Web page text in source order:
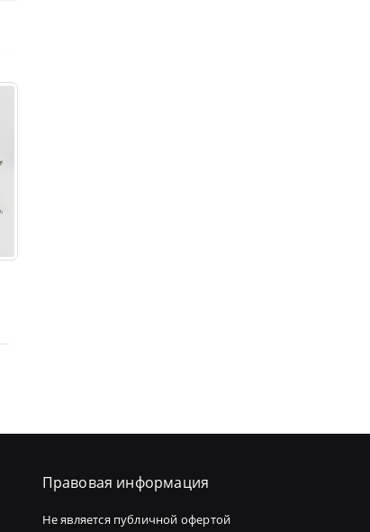
Правовая информация
Не является публичной офертой